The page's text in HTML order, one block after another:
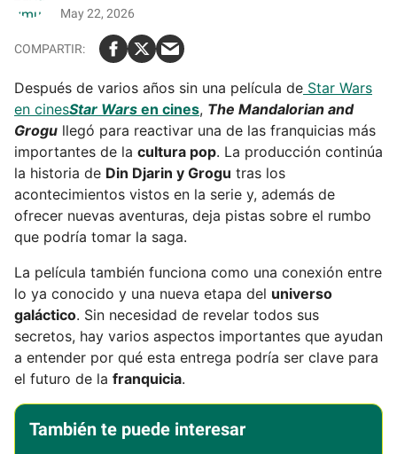
May 22, 2026
Después de varios años sin una película de Star Wars
en cinesStar Wars en cines, The Mandalorian and
Grogu llegó para reactivar una de las franquicias más
importantes de la cultura pop. La producción continúa
la historia de Din Djarin y Grogu tras los
acontecimientos vistos en la serie y, además de
ofrecer nuevas aventuras, deja pistas sobre el rumbo
que podría tomar la saga.
La película también funciona como una conexión entre
lo ya conocido y una nueva etapa del universo
galáctico. Sin necesidad de revelar todos sus
secretos, hay varios aspectos importantes que ayudan
a entender por qué esta entrega podría ser clave para
el futuro de la franquicia.
También te puede interesar